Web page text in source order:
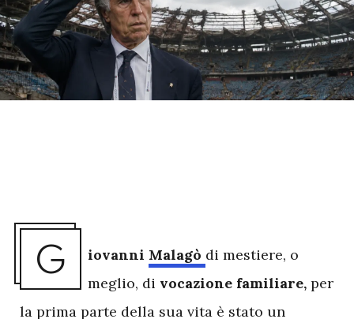
G iovanni Malagò di mestiere, o
meglio, di vocazione familiare, per
la prima parte della sua vita è stato un